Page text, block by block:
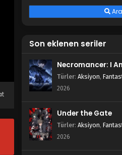
One Piece
Blm 1129 -
One Piece
Ara
Son eklenen seriler
Necromancer: I
Türler: Aksiyon,
2026
Under the Gate
Türler: Aksiyon,
2026